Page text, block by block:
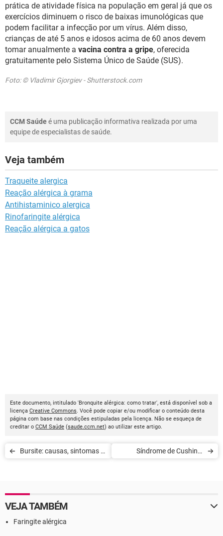
prática de atividade física na população em geral já que os
exercícios diminuem o risco de baixas imunológicas que
podem facilitar a infecção por um vírus. Além disso,
crianças de até 5 anos e idosos acima de 60 anos devem
tomar anualmente a vacina contra a gripe, oferecida
gratuitamente pelo Sistema Único de Saúde (SUS).
Foto: © Vladimir Gjorgiev - Shutterstock.com
CCM Saúdeé uma publicação informativa realizada por uma
equipe de especialistas de saúde.
Veja também
Traqueite alergica
Reação alérgica à grama
Antihistaminico alergica
Rinofaringite alérgica
Reação alérgica a gatos
Este documento, intitulado 'Bronquite alérgica: como tratar', está disponível sob a
licença Creative Commons. Você pode copiar e/ou modificar o conteúdo desta
página com base nas condições estipuladas pela licença. Não se esqueça de
creditar o CCM Saúde (saude.ccm.net) ao utilizar este artigo.
Bursite: causas, sintomas e
Síndrome de Cushing:
VEJA TAMBÉM
Faringite alérgica